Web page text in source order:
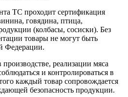
ТС проходит сертификация
говядина, птица,
(колбасы, сосиски). Без
товары не могут быть
Федерации.
производстве, реализации мяса
и контролироваться в
каждый товар сопровождается
безопасность продукции.